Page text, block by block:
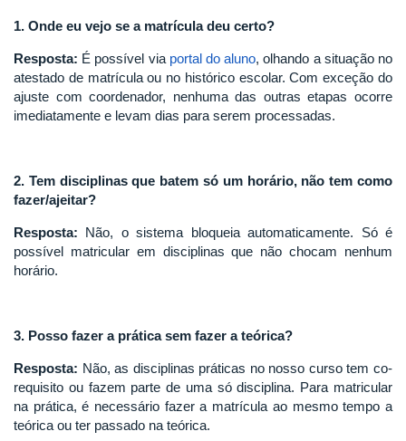
1. Onde eu vejo se a matrícula deu certo?
Resposta: É possível via portal do aluno, olhando a situação no
atestado de matrícula ou no histórico escolar. Com exceção do
ajuste com coordenador, nenhuma das outras etapas ocorre
imediatamente e levam dias para serem processadas.
2. Tem disciplinas que batem só um horário, não tem como
fazer/ajeitar?
Resposta: Não, o sistema bloqueia automaticamente. Só é
possível matricular em disciplinas que não chocam nenhum
horário.
3. Posso fazer a prática sem fazer a teórica?
Resposta: Não, as disciplinas práticas no nosso curso tem co-
requisito ou fazem parte de uma só disciplina. Para matricular
na prática, é necessário fazer a matrícula ao mesmo tempo a
teórica ou ter passado na teórica.